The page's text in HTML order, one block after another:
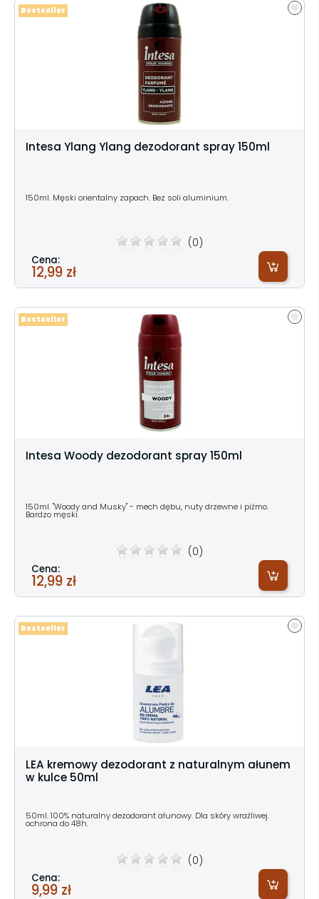
Intesa Ylang Ylang dezodorant spray 150ml
150ml. Męski orientalny zapach. Bez soli aluminium.
(0)
Cena:
12,99 zł
Bestseller
Intesa Woody dezodorant spray 150ml
150ml. "Woody and Musky" - mech dębu, nuty drzewne i piżmo.
Bardzo męski.
(0)
Cena:
12,99 zł
Bestseller
LEA kremowy dezodorant z naturalnym ałunem
w kulce 50ml
50ml. 100% naturalny dezodorant ałunowy. Dla skóry wrażliwej.
ochrona do 48h.
(0)
Cena:
9,99 zł
Bestseller